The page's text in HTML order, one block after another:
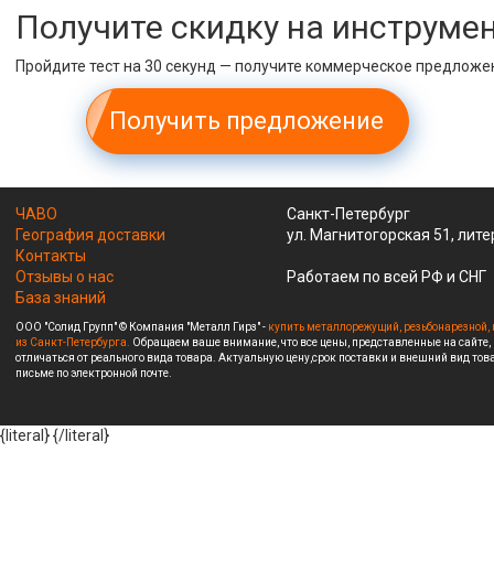
Получите скидку на
Пройдите тест на 30 секунд — получите коммерческое
Получить предложение
ЧАВО
География доставки
Контакты
Отзывы о нас
База знаний
Санкт-Петербург
ул. Магнитогорская 51,
Работаем по всей РФ и СНГ
ООО "Солид Групп" © Компания "Металл Гирз" - купить металлорежущий,
из Санкт-Петербурга. Обращаем ваше внимание, что все цены, представленные на
отличаться от реального вида товара. Актуальную цену,срок поставки и внешний вид
письме по электронной почте.
{literal}{/literal}